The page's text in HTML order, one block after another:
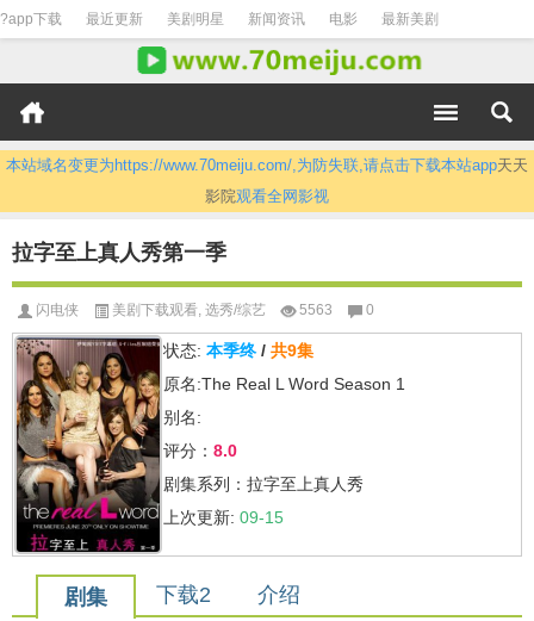
?app下载 最近更新 美剧明星 新闻资讯 电影 最新美剧
本站域名变更为https://www.70meiju.com/,为防失联,请点击下载本站app天天
影院观看全网影视
拉字至上真人秀第一季
闪电侠 美剧下载观看, 选秀/综艺 5563 0
状态: 本季终/ 共9集
原名:The Real L Word Season 1
别名:
评分： 8.0
剧集系列：拉字至上真人秀
上次更新: 09-15
剧集 下载2 介绍